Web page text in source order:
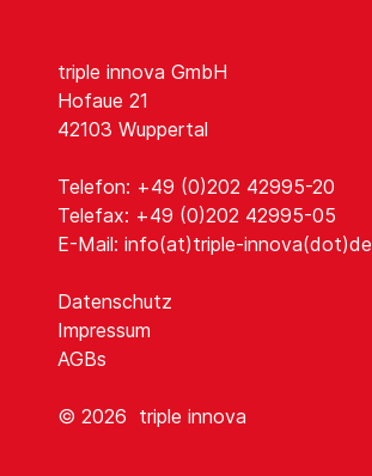
triple innova GmbH
Hofaue 21
42103 Wuppertal
Telefon: +49 (0)202 42995-20
Telefax: +49 (0)202 42995-05
E-Mail: info(at)triple-innova(dot)de
Datenschutz
Impressum
AGBs
© 2026 triple innova